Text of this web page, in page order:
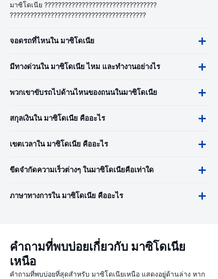
มาซิโดเนีย ?????????????????????????????????
????????????????????????????????????????
จอดรถที่ไหนใน มาซิโดเนีย
มีทางด่วนใน มาซิโดเนีย ไหม และทำงานอย่างไร
พวกเขาขับรถไปด้านไหนของถนนในมาซิโดเนีย
สกุลเงินใน มาซิโดเนีย คืออะไร
เขตเวลาใน มาซิโดเนีย คืออะไร
ขีดจำกัดความเร็วต่างๆ ในมาซิโดเนียคือเท่าใด
ภาษาทางการใน มาซิโดเนีย คืออะไร
คำถามที่พบบ่อยเกี่ยวกับ มาซิโดเนีย
เหนือ
คำถามที่พบบ่อยที่สุดสำหรับ มาซิโดเนียเหนือ แสดงอยู่ด้านล่าง หาก